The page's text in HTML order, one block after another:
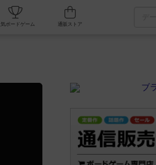
カフェ/店舗 人気ボードゲーム